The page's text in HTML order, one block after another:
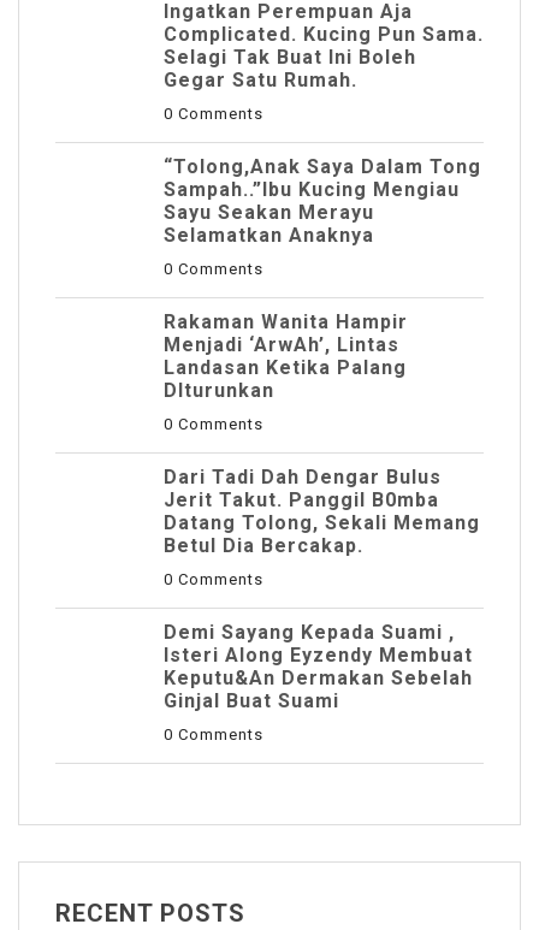
Ingatkan Perempuan Aja
Complicated. Kucing Pun Sama.
Selagi Tak Buat Ini Boleh
Gegar Satu Rumah.
0 Comments
“Tolong,Anak Saya Dalam Tong
Sampah..”Ibu Kucing Mengiau
Sayu Seakan Merayu
Selamatkan Anaknya
0 Comments
Rakaman Wanita Hampir
Menjadi ‘ArwAh’, Lintas
Landasan Ketika Palang
DIturunkan
0 Comments
Dari Tadi Dah Dengar Bulus
Jerit Takut. Panggil B0mba
Datang Tolong, Sekali Memang
Betul Dia Bercakap.
0 Comments
Demi Sayang Kepada Suami ,
Isteri Along Eyzendy Membuat
Keputu&an Dermakan Sebelah
Ginjal Buat Suami
0 Comments
RECENT POSTS